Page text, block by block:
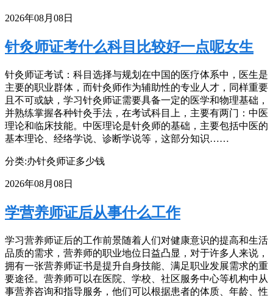
2026年08月08日
针灸师证考什么科目比较好一点呢女生
针灸师证考试：科目选择与规划在中国的医疗体系中，医生是
主要的职业群体，而针灸师作为辅助性的专业人才，同样重要
且不可或缺，学习针灸师证需要具备一定的医学和物理基础，
并熟练掌握各种针灸手法，在考试科目上，主要有两门：中医
理论和临床技能。中医理论是针灸师的基础，主要包括中医的
基本理论、经络学说、诊断学说等，这部分知识……
分类:办针灸师证多少钱
2026年08月08日
学营养师证后从事什么工作
学习营养师证后的工作前景随着人们对健康意识的提高和生活
品质的需求，营养师的职业地位日益凸显，对于许多人来说，
拥有一张营养师证书是提升自身技能、满足职业发展需求的重
要途径。营养师可以在医院、学校、社区服务中心等机构中从
事营养咨询和指导服务，他们可以根据患者的体质、年龄、性